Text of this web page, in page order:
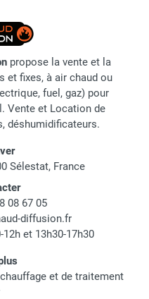
propose la vente et la
et fixes, à air chaud ou
fuel, gaz) pour
Vente et Location de
déshumidificateurs.
Sélestat, France
08 67 05
diffusion.fr
et 13h30-17h30
et de traitement